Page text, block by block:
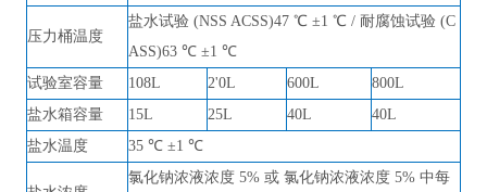
压力桶温度
盐水试验(NSS ACSS)47 ℃ ±1 ℃ / 耐腐蚀试验 (C
ASS)63 ℃ ±1 ℃
试验室容量
108L 2'0L 600L
800L
盐水箱容量
15L 25L 40L
40L
盐水温度
35 ℃ ±1 ℃
氯化钠浓液浓度5% 或 氯化钠浓液浓度 5% 中每